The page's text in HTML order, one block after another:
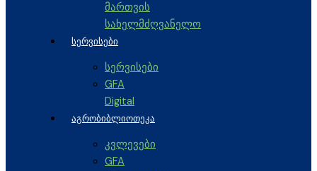
მართვის
სახელმძღვანელო
ᲡᲔᲠᲕᲘᲡᲔᲑᲘ
სერვისები
GFA
Digital
ᲐᲒᲠᲝᲑᲘᲑᲚᲘᲝᲗᲔᲙᲐ
კვლევები
GFA